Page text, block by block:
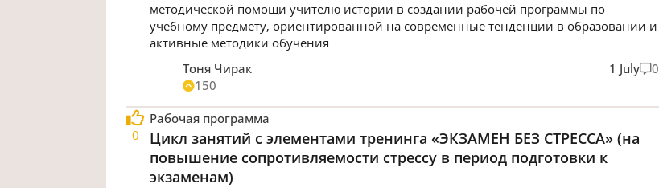
методической помощи учителю истории в создании рабочей программы по
учебному предмету, ориентированной на современные тенденции в образовании и
активные методики обучения.
Тоня Чирак
150
1 July 0
0
Рабочая программа
Цикл занятий с элементами тренинга «ЭКЗАМЕН БЕЗ СТРЕССА» (на
повышение сопротивляемости стрессу в период подготовки к
экзаменам)